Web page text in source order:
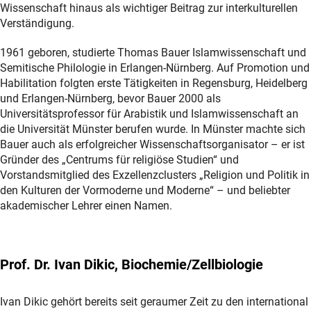
Wissenschaft hinaus als wichtiger Beitrag zur interkulturellen
Verständigung.
1961 geboren, studierte Thomas Bauer Islamwissenschaft und
Semitische Philologie in Erlangen-Nürnberg. Auf Promotion und
Habilitation folgten erste Tätigkeiten in Regensburg, Heidelberg
und Erlangen-Nürnberg, bevor Bauer 2000 als
Universitätsprofessor für Arabistik und Islamwissenschaft an
die Universität Münster berufen wurde. In Münster machte sich
Bauer auch als erfolgreicher Wissenschaftsorganisator – er ist
Gründer des „Centrums für religiöse Studien“ und
Vorstandsmitglied des Exzellenzclusters „Religion und Politik in
den Kulturen der Vormoderne und Moderne“ – und beliebter
akademischer Lehrer einen Namen.
Prof. Dr. Ivan Dikic, Biochemie/Zellbiologie
Ivan Dikic gehört bereits seit geraumer Zeit zu den international